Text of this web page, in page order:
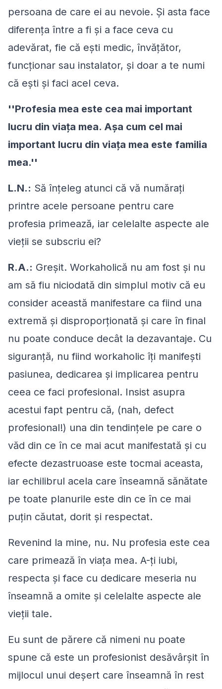
persoana de care ei au nevoie. Şi asta face
diferenţa între a fi şi a face ceva cu
adevărat, fie că eşti medic, învăţător,
funcţionar sau instalator, şi doar a te numi
că eşti şi faci acel ceva.
''Profesia mea este cea mai important
lucru din viaţa mea. Aşa cum cel mai
important lucru din viaţa mea este familia
mea.''
L.N.: Să înţeleg atunci că vă număraţi
printre acele persoane pentru care
profesia primează, iar celelalte aspecte ale
vieţii se subscriu ei?
R.A.: Greşit. Workaholică nu am fost şi nu
am să fiu niciodată din simplul motiv că eu
consider această manifestare ca fiind una
extremă şi disproporţionată şi care în final
nu poate conduce decât la dezavantaje. Cu
siguranţă, nu fiind workaholic îţi manifeşti
pasiunea, dedicarea şi implicarea pentru
ceea ce faci profesional. Insist asupra
acestui fapt pentru că, (nah, defect
profesional!) una din tendinţele pe care o
văd din ce în ce mai acut manifestată şi cu
efecte dezastruoase este tocmai aceasta,
iar echilibrul acela care înseamnă sănătate
pe toate planurile este din ce în ce mai
puţin căutat, dorit şi respectat.
Revenind la mine, nu. Nu profesia este cea
care primează în viaţa mea. A-ţi iubi,
respecta şi face cu dedicare meseria nu
înseamnă a omite şi celelalte aspecte ale
vieţii tale.
Eu sunt de părere că nimeni nu poate
spune că este un profesionist desăvârşit în
mijlocul unui deşert care înseamnă în rest